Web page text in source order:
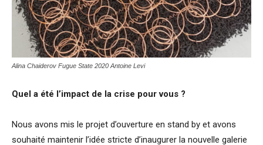
Alina Chaiderov Fugue State 2020 Antoine Levi
Quel a été l’impact de la crise pour vous ?
Nous avons mis le projet d’ouverture en stand by et avons
souhaité maintenir l’idée stricte d’inaugurer la nouvelle galerie